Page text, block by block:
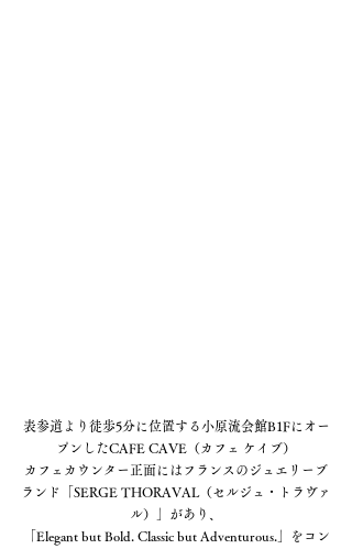
表参道より徒歩5分に位置する小原流会館B1Fにオー
プンしたCAFE CAVE（カフェ ケイブ）
カフェカウンター正面にはフランスのジュエリーブ
ランド「SERGE THORAVAL（セルジュ・トラヴァ
ル）」があり、
「Elegant but Bold. Classic but Adventurous.」をコン